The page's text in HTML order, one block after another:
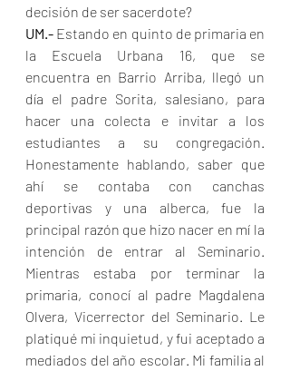
decisión de ser sacerdote?
UM.- Estando en quinto de primaria en
la Escuela Urbana 16, que se
encuentra en Barrio Arriba, llegó un
día el padre Sorita, salesiano, para
hacer una colecta e invitar a los
estudiantes a su congregación.
Honestamente hablando, saber que
ahí se contaba con canchas
deportivas y una alberca, fue la
principal razón que hizo nacer en mí la
intención de entrar al Seminario.
Mientras estaba por terminar la
primaria, conocí al padre Magdalena
Olvera, Vicerrector del Seminario. Le
platiqué mi inquietud, y fui aceptado a
mediados del año escolar. Mi familia al